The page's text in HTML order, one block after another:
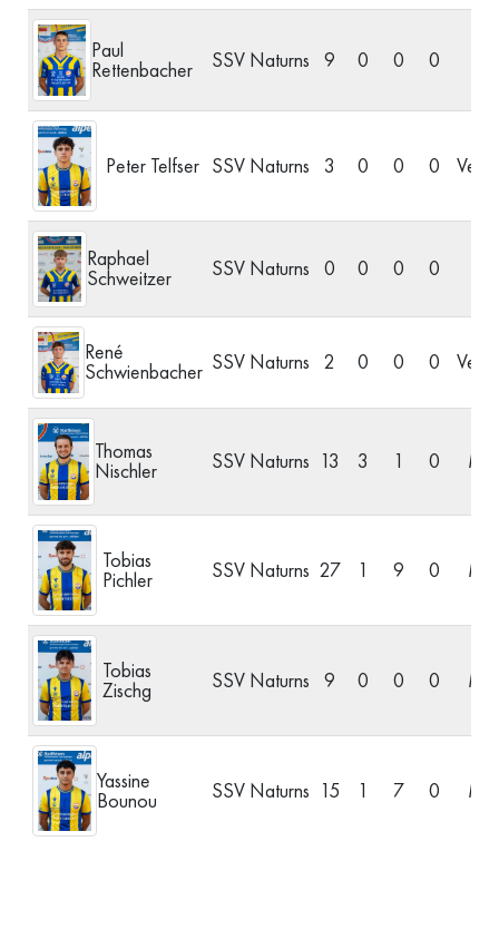
Paul
Rettenbacher SSV Naturns 9 0 0 0
Peter Telfser SSV Naturns 3 0 0 0
Raphael
Schweitzer SSV Naturns 0 0 0 0
René
Schwienbacher SSV Naturns 2 0 0 0
Thomas
Nischler SSV Naturns 13 3 1 0
Tobias
Pichler SSV Naturns 27 1 9 0
Tobias
Zischg SSV Naturns 9 0 0 0
Yassine
Bounou SSV Naturns 15 1 7 0